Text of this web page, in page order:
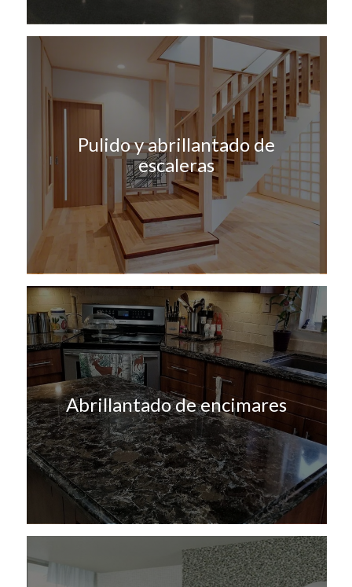
Pulido y abrillantado de
escaleras
Abrillantado de encimares